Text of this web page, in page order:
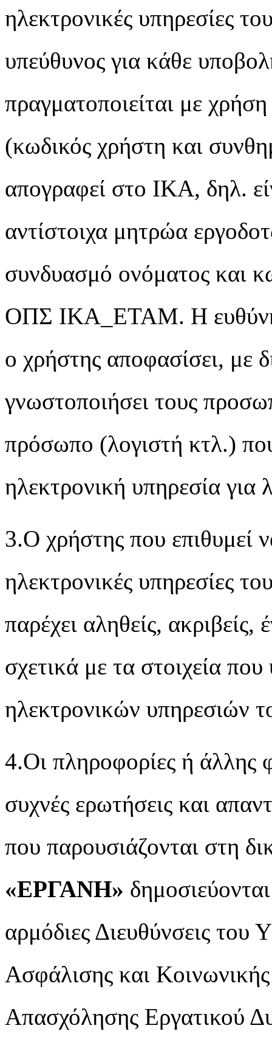
ηλεκτρονικές υπηρεσίες
υπεύθυνος για κάθε
πραγματοποιείται με
(κωδικός χρήστη και
απογραφεί στο ΙΚΑ, δηλ.
αντίστοιχα μητρώα
συνδυασμό ονόματος και
ΟΠΣ ΙΚΑ_ΕΤΑΜ. Η ευθύνη
ο χρήστης αποφασίσει, με
γνωστοποιήσει τους
πρόσωπο (λογιστή κτλ.)
ηλεκτρονική υπηρεσία για
3.Ο χρήστης που επιθυμεί
ηλεκτρονικές υπηρεσίες
παρέχει αληθείς, ακριβείς,
σχετικά με τα στοιχεία
ηλεκτρονικών υπηρεσιών
4.Οι πληροφορίες ή άλλης
συχνές ερωτήσεις και
που παρουσιάζονται στη
«ΕΡΓΑΝΗ»
αρμόδιες Διευθύνσεις του
Ασφάλισης και
Απασχόλησης Εργατικού